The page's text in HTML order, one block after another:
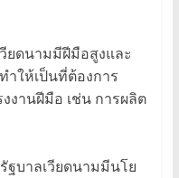
ยดนามมีฝีมือสูงและ
ำให้เป็นที่ต้องการ
งานฝีมือ เช่น การผลิต
ฐบาลเวียดนามมีนโย